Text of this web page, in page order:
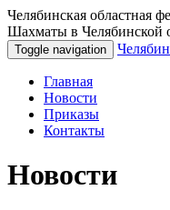
Челябинская областная
Шахматы в Челябинской
Toggle navigation
Главная
Новости
Приказы
Контакты
Новости